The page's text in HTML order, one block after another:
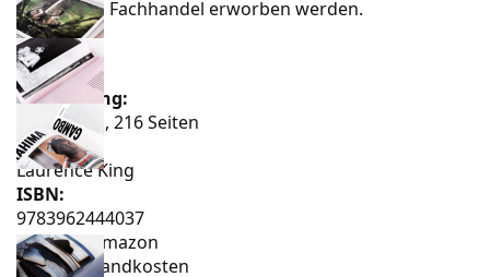
24 Euro im Fachhandel erworben werden.
Preis:
EUR 24,00
Ausführung:
Paperback, 216 Seiten
Verlag:
Laurence King
ISBN:
9783962444037
Tipp: Bei Amazon
ohne Versandkosten